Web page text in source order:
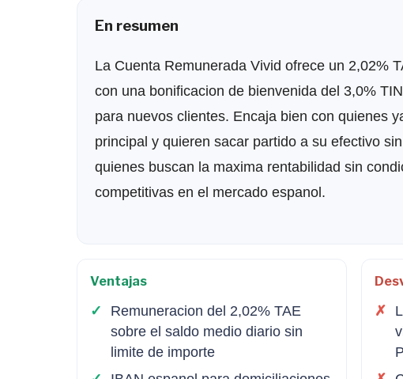
En resumen
La Cuenta Remunerada Vivid ofrece un 2,02%
con una bonificacion de bienvenida del 3,0%
para nuevos clientes. Encaja bien con quienes
principal y quieren sacar partido a su efectivo
quienes buscan la maxima rentabilidad sin
competitivas en el mercado espanol.
Ventajas
Remuneracion del 2,02% TAE
sobre el saldo medio diario sin
limite de importe